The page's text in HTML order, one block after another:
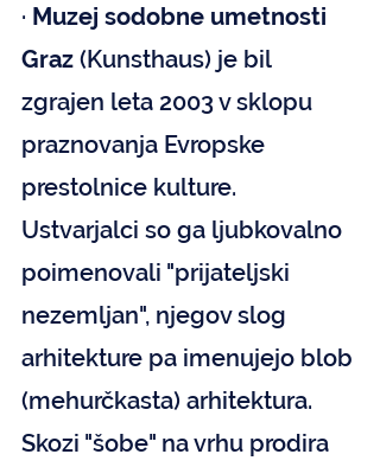
· Muzej sodobne umetnosti
Graz (Kunsthaus) je bil
zgrajen leta 2003 v sklopu
praznovanja Evropske
prestolnice kulture.
Ustvarjalci so ga ljubkovalno
poimenovali "prijateljski
nezemljan", njegov slog
arhitekture pa imenujejo blob
(mehurčkasta) arhitektura.
Skozi "šobe" na vrhu prodira